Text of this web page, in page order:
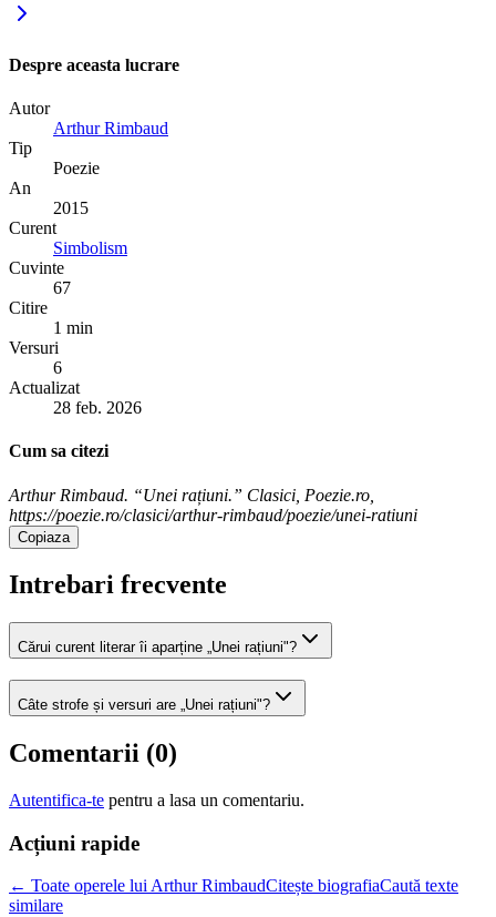
Despre aceasta lucrare
Autor
Arthur Rimbaud
Tip
Poezie
An
2015
Curent
Simbolism
Cuvinte
67
Citire
1 min
Versuri
6
Actualizat
28 feb. 2026
Cum sa citezi
Arthur Rimbaud. “Unei rațiuni.” Clasici, Poezie.ro,
https://poezie.ro/clasici/arthur-rimbaud/poezie/unei-ratiuni
Copiaza
Intrebari frecvente
Cărui curent literar îi aparține „Unei rațiuni"?
Câte strofe și versuri are „Unei rațiuni"?
Comentarii (0)
Autentifica-te pentru a lasa un comentariu.
Acțiuni rapide
← Toate operele lui Arthur RimbaudCitește biografiaCaută texte
similare